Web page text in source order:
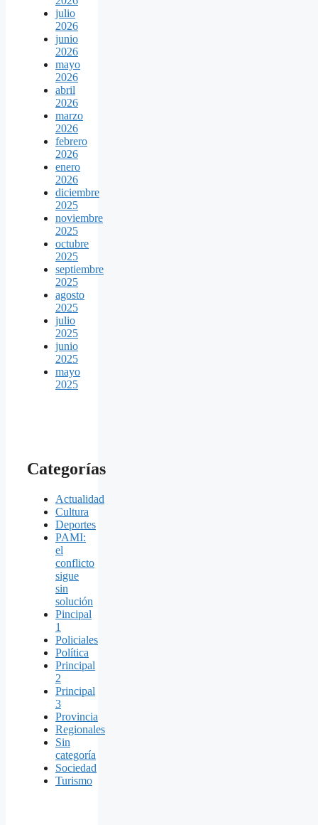
julio
2026
junio
2026
mayo
2026
abril
2026
marzo
2026
febrero
2026
enero
2026
diciembre
2025
noviembre
2025
octubre
2025
septiembre
2025
agosto
2025
julio
2025
junio
2025
mayo
2025
Categorías
Actualidad
Cultura
Deportes
PAMI:
el
conflicto
sigue
sin
solución
Pincipal
1
Policiales
Política
Principal
2
Principal
3
Provincia
Regionales
Sin
categoría
Sociedad
Turismo